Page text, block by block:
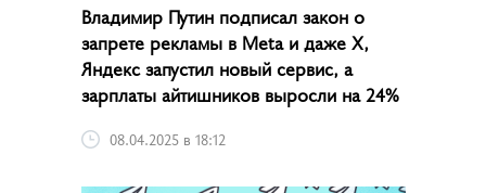
Владимир Путин подписал закон о
запрете рекламы в Meta и даже X,
Яндекс запустил новый сервис, а
зарплаты айтишников выросли на 24%
08.04.2025 в 18:12